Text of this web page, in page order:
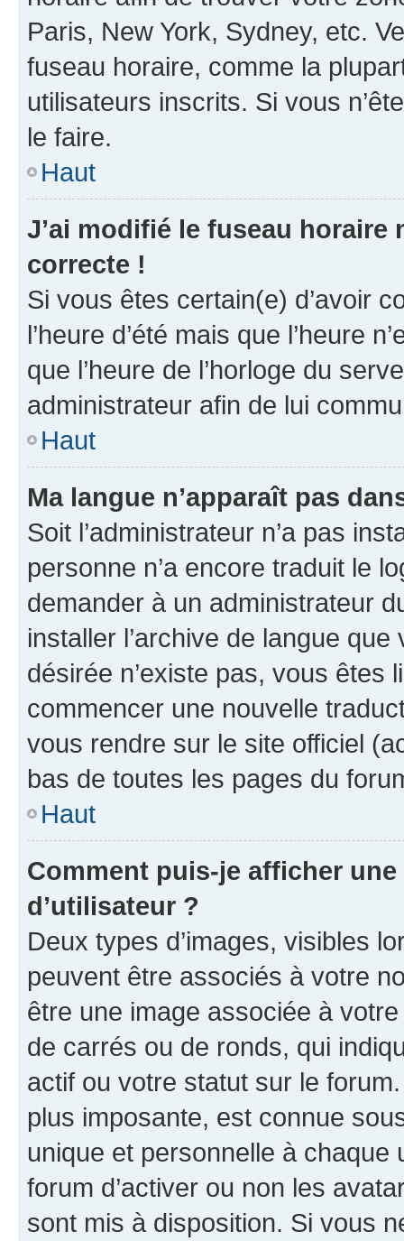
Paris, New York, Sydney, etc.
fuseau horaire, comme la
utilisateurs inscrits. Si vous
le faire.
Haut
J’ai modifié le fuseau horaire
correcte !
Si vous êtes certain(e) d’avoir
l’heure d’été mais que l’heure
que l’heure de l’horloge du
administrateur afin de lui
Haut
Ma langue n’apparaît pas
Soit l’administrateur n’a pas
personne n’a encore traduit le
demander à un administrateur
installer l’archive de langue
désirée n’existe pas, vous êtes
commencer une nouvelle
vous rendre sur le site officiel
bas de toutes les pages du
Haut
Comment puis-je afficher
d’utilisateur ?
Deux types d’images, visibles
peuvent être associés à votre
être une image associée à
de carrés ou de ronds, qui
actif ou votre statut sur le
plus imposante, est connue
unique et personnelle à chaque
forum d’activer ou non les
sont mis à disposition. Si vous